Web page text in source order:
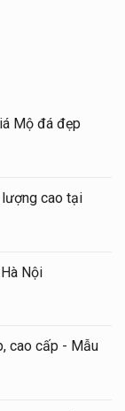
Mộ đá đẹp
cao tại
Nội
cao cấp - Mẫu